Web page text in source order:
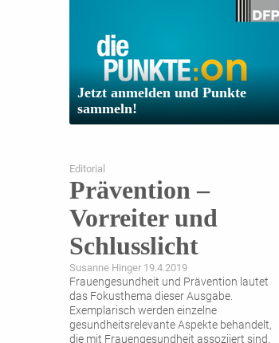
Jetzt anmelden und Punkte
sammeln!
Editorial
Prävention –
Vorreiter und
Schlusslicht
Susanne Hinger 19.4.2019
Frauengesundheit und Prävention lautet
das Fokusthema dieser Ausgabe.
Exemplarisch werden einzelne
gesundheitsrelevante Aspekte behandelt,
die mit Frauengesundheit assoziiert sind.